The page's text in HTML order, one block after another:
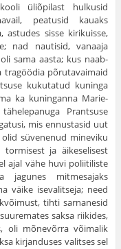
üliõpi­last hulkusid
peatusid kauaks
astudes sisse kirikuisse,
nad nautisid, vanaaja
sama aasta; kus naab­
tragöödia põrutavaimaid
kukutatud kuninga
ka kuninganna Marie-
Prant­suse
mis ennustasid uut
süvenenud mineviku
ja äikeselisest
ajal vähe huvi polii­tiliste
mitmesajaks
väike isevalitseja; need
tihti sarnanesid
saksa riikides,
oli mõnevõrra võimalik
kirjanduses valitses sel